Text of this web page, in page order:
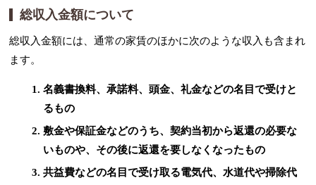
総収入金額について
総収入金額には、通常の家賃のほかに次のような収入も含まれ
ます。
名義書換料、承諾料、頭金、礼金などの名目で受けと
るもの
敷金や保証金などのうち、契約当初から返還の必要な
いものや、その後に返還を要しなくなったもの
共益費などの名目で受け取る電気代、水道代や掃除代